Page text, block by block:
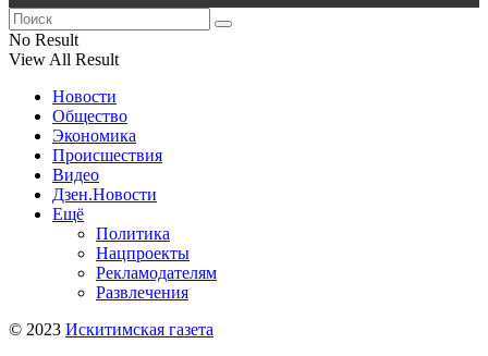
No Result
View All Result
Новости
Общество
Экономика
Происшествия
Видео
Дзен.Новости
Ещё
Политика
Нацпроекты
Рекламодателям
Развлечения
© 2023 Искитимская газета